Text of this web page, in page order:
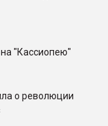
"Кассиопею"
о революции